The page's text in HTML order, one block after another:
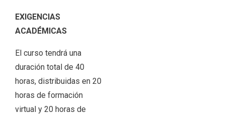
EXIGENCIAS
ACADÉMICAS
El curso tendrá una
duración total de 40
horas, distribuidas en 20
horas de formación
virtual y 20 horas de